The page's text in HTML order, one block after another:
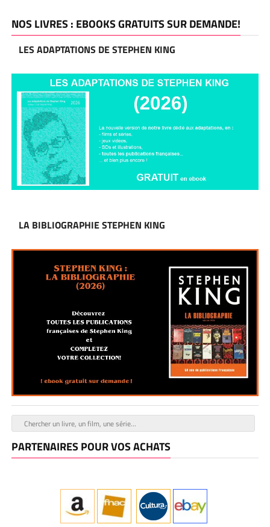
NOS LIVRES : EBOOKS GRATUITS SUR DEMANDE!
LES ADAPTATIONS DE STEPHEN KING
LA BIBLIOGRAPHIE STEPHEN KING
PARTENAIRES POUR VOS ACHATS